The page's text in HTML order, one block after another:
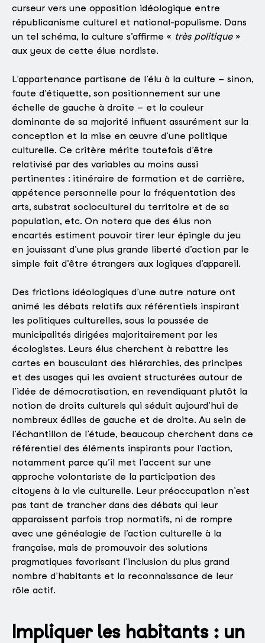
curseur vers une opposition idéologique entre
républicanisme culturel et national-populisme. Dans
un tel schéma, la culture s’affirme « très politique»
aux yeux de cette élue nordiste.
L’appartenance partisane de l’élu à la culture – sinon,
faute d’étiquette, son positionnement sur une
échelle de gauche à droite – et la couleur
dominante de sa majorité influent assurément sur la
conception et la mise en œuvre d’une politique
culturelle. Ce critère mérite toutefois d’être
relativisé par des variables au moins aussi
pertinentes : itinéraire de formation et de carrière,
appétence personnelle pour la fréquentation des
arts, substrat socioculturel du territoire et de sa
population, etc. On notera que des élus non
encartés estiment pouvoir tirer leur épingle du jeu
en jouissant d’une plus grande liberté d’action par le
simple fait d’être étrangers aux logiques d’appareil.
Des frictions idéologiques d’une autre nature ont
animé les débats relatifs aux référentiels inspirant
les politiques culturelles, sous la poussée de
municipalités dirigées majoritairement par les
écologistes. Leurs élus cherchent à rebattre les
cartes en bousculant des hiérarchies, des principes
et des usages qui les avaient structurées autour de
l’idée de démocratisation, en revendiquant plutôt la
notion de droits culturels qui séduit aujourd’hui de
nombreux édiles de gauche et de droite. Au sein de
l’échantillon de l’étude, beaucoup cherchent dans ce
référentiel des éléments inspirants pour l’action,
notamment parce qu’il met l’accent sur une
approche volontariste de la participation des
citoyens à la vie culturelle. Leur préoccupation n’est
pas tant de trancher dans des débats qui leur
apparaissent parfois trop normatifs, ni de rompre
avec une généalogie de l’action culturelle à la
française, mais de promouvoir des solutions
pragmatiques favorisant l’inclusion du plus grand
nombre d’habitants et la reconnaissance de leur
rôle actif.
Impliquer les habitants : un